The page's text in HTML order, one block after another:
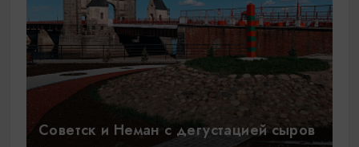
Советск и Неман с дегустацией сыров